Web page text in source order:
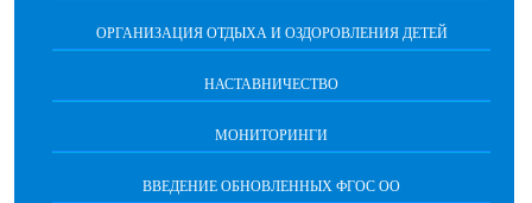
ОРГАНИЗАЦИЯ ОТДЫХА И ОЗДОРОВЛЕНИЯ ДЕТЕЙ
НАСТАВНИЧЕСТВО
МОНИТОРИНГИ
ВВЕДЕНИЕ ОБНОВЛЕННЫХ ФГОС ОО